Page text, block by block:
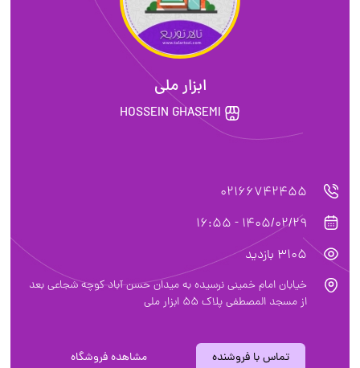
ابزار ملی
HOSSEIN GHASEMI
02166742455
1405/02/29 - 16:55
3105 بازدید
خیابان امام خمینی نرسیده به میدان حسن آباد کوچه شجاعی بعد
از مسجد المصطفی پلاک ۵۵ ابزار ملی
تماس با فروشنده مشاهده فروشگاه